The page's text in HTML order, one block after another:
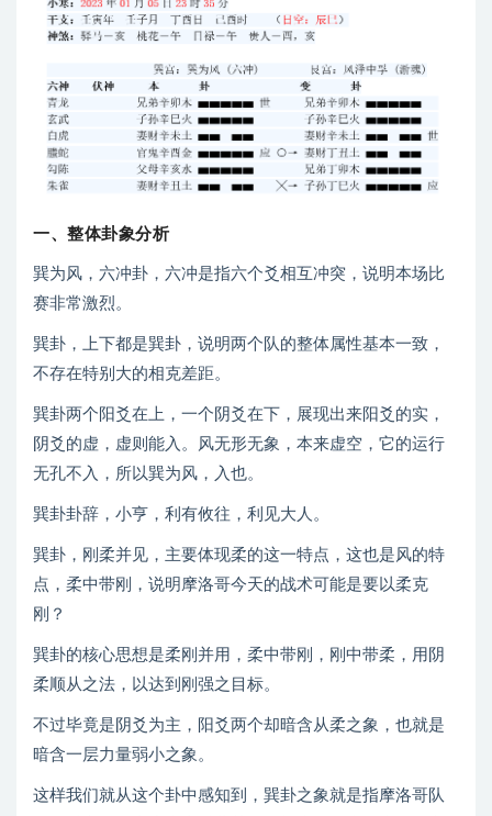
一、整体卦象分析
巽为风，六冲卦，六冲是指六个爻相互冲突，说明本场比
赛非常激烈。
巽卦，上下都是巽卦，说明两个队的整体属性基本一致，
不存在特别大的相克差距。
巽卦两个阳爻在上，一个阴爻在下，展现出来阳爻的实，
阴爻的虚，虚则能入。风无形无象，本来虚空，它的运行
无孔不入，所以巽为风，入也。
巽卦卦辞，小亨，利有攸往，利见大人。
巽卦，刚柔并见，主要体现柔的这一特点，这也是风的特
点，柔中带刚，说明摩洛哥今天的战术可能是要以柔克
刚？
巽卦的核心思想是柔刚并用，柔中带刚，刚中带柔，用阴
柔顺从之法，以达到刚强之目标。
不过毕竟是阴爻为主，阳爻两个却暗含从柔之象，也就是
暗含一层力量弱小之象。
这样我们就从这个卦中感知到，巽卦之象就是指摩洛哥队